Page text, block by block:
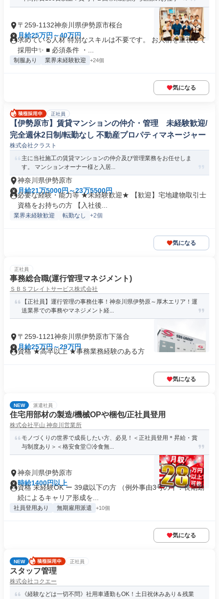
〒259-1132神奈川県伊勢原市桜台
月給25万円～40万円
求めている人材 特別なスキルは不要です。 お人柄を重視して
採用中✨ ■ 必須条件 ・...
制服あり 業界未経験歓迎 +24個
気になる
正社員
【伊勢原市】賃貸マンションの仲介・管理 未経験歓迎/
完全週休2日制/転勤なし 不動産プロパティマネージャー
株式会社クラスト
主に当社施工の賃貸マンションの仲介及び管理業務をお任せしま
す。 マンションオーナー様と入居...
神奈川県伊勢原市
月給21万5000円～23万5500円
必要な経験・能力等 ★未経験歓迎★ 【歓迎】宅地建物取引士
資格をお持ちの方 【入社後...
業界未経験歓迎 転勤なし +2個
気になる
正社員
事務総合職(運行管理マネジメント)
ＳＢＳフレイトサービス株式会社
【正社員】運行管理の事務仕事！神奈川県伊勢原～厚木エリア！運
送業界での事務やマネジメント経...
〒259-1121神奈川県伊勢原市下落合
月給25万円～29万円
資格 ★高卒以上 ★事務業務経験のある方
気になる
NEW 派遣社員
住宅用部材の製造/機械OPや梱包/正社員登用
株式会社平山 神奈川営業所
モノづくりの世界で成長したい方、必見！＜正社員登用＊昇給・賞
与制度あり＞＜格安食堂◎冷食無...
神奈川県伊勢原市
時給1400円以上
資格 未経験OK ー 39歳以下の方 （例外事由3号のイ：長期勤
続によるキャリア形成を...
社員登用あり 無期雇用派遣 +10個
気になる
NEW 正社員
スタッフ管理
株式会社コクエー
《経験などは一切不問》社用車通勤もOK！土日祝休みあり＆残業